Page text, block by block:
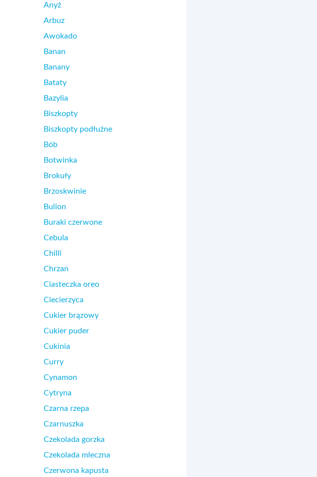
Anyż
Arbuz
Awokado
Banan
Banany
Bataty
Bazylia
Biszkopty
Biszkopty podłużne
Bób
Botwinka
Brokuły
Brzoskwinie
Bulion
Buraki czerwone
Cebula
Chilli
Chrzan
Ciasteczka oreo
Ciecierzyca
Cukier brązowy
Cukier puder
Cukinia
Curry
Cynamon
Cytryna
Czarna rzepa
Czarnuszka
Czekolada gorzka
Czekolada mleczna
Czerwona kapusta